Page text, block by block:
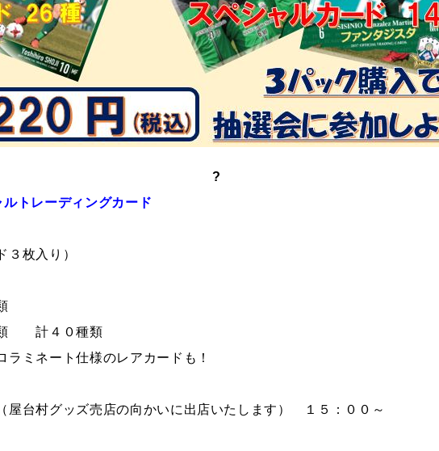
?
トレーディングカード
枚入り）
計４０種類
ミネート仕様のレアカードも！
屋台村グッズ売店の向かいに出店いたします） １５：００～